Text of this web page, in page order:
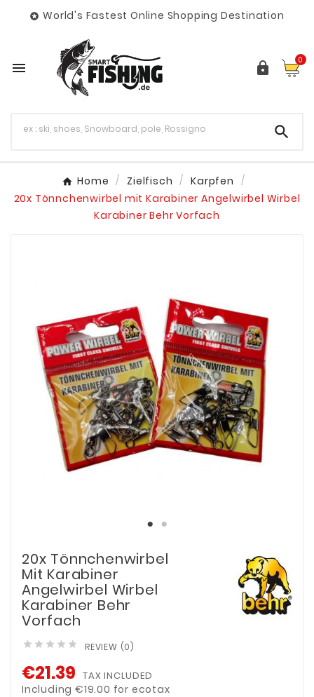
 World's Fastest Online Shopping Destination
  0

Home Zielfisch
Karpfen
20x Tönnchenwirbel mit Karabiner Angelwirbel Wirbel
Karabiner Behr Vorfach
20x Tönnchenwirbel
Mit Karabiner
Angelwirbel Wirbel
Karabiner Behr
Vorfach
     REVIEW (0)
€21.39 TAX INCLUDED
Including €19.00 for ecotax